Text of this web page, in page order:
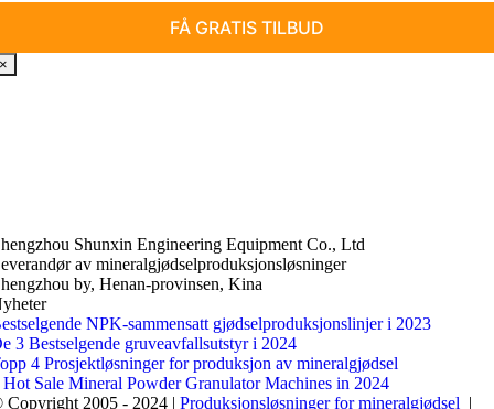
×
Shunxin Engineering Equipment Co., Ltd
av mineralgjødselproduksjonsløsninger
by, Henan-provinsen, Kina
NPK-sammensatt gjødselproduksjonslinjer i 2023
3 Bestselgende gruveavfallsutstyr i 2024
4 Prosjektløsninger for produksjon av mineralgjødsel
Hot Sale Mineral Powder Granulator Machines in 2024
Copyright 2005 - 2024 |Produksjonsløsninger for mineralgjødsel